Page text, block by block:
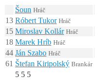
Šoun Hráč
13 Róbert Tukor Hráč
15 Miroslav Kollár Hráč
18 Marek Hríb Hráč
44 Ján Szabo Hráč
61 Štefan Kiripolský Brankár
5 5 5